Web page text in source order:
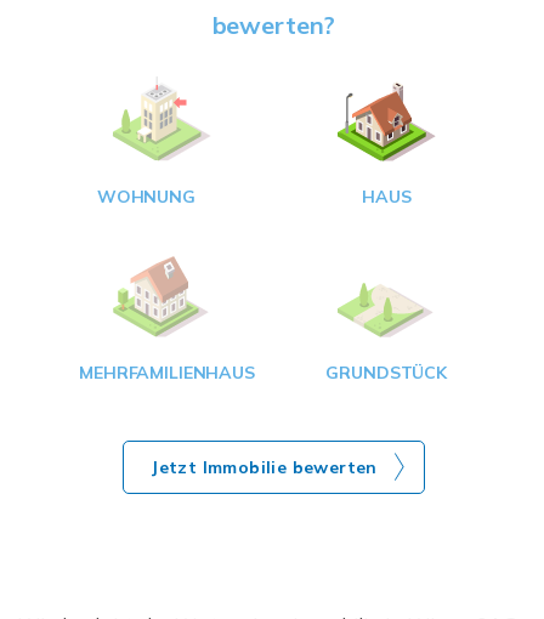
bewerten?
WOHNUNG HAUS
MEHRFAMILIENHAUS GRUNDSTÜCK
Jetzt Immobilie bewerten